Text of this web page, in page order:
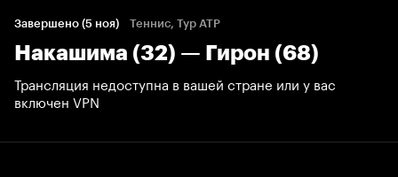
Завершено (5 ноя) Теннис, Тур ATP
Накашима (32) — Гирон (68)
Трансляция недоступна в вашей стране или у вас
включен VPN